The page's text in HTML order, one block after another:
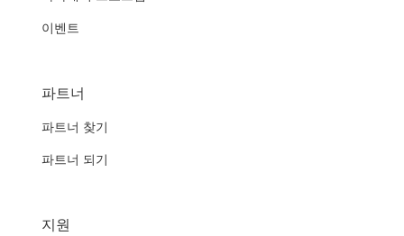
이벤트
파트너
파트너 찾기
파트너 되기
지원